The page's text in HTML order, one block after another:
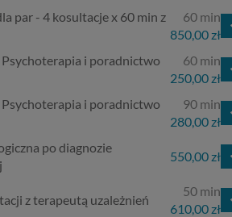
par - 4 kosultacje x 60 min z
60 min
850,00 zł
i poradnictwo
60 min
250,00 zł
i poradnictwo
90 min
280,00 zł
po diagnozie
550,00 zł
z terapeutą uzależnień
50 min
610,00 zł
z
W tej
do